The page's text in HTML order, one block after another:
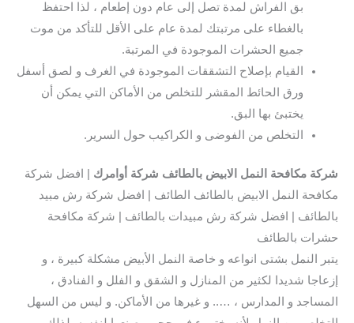
بق الفراش لمدة تصل إلى عام دون إطعام ، لذا احتفظ
بالغطاء على مرتبتك لمدة عام على الأقل للتأكد من موت
جميع الحشرات الموجودة في المرتبة.
القيام بإصلاح التشققات الموجودة في الغرف و لصق أسفل
ورق الحائط المقشر للتخلص من الأماكن التي يمكن أن
يختبئ بها البق.
التخلص من الفوضى و الكراكيب حول السرير.
شركة مكافحة النمل الابيض بالطائف شركة أوامرك | افضل شركة
مكافحة النمل الابيض بالطائف الطائف | افضل شركة رش مبيد
بالطائف | افضل شركة رش مبيدات بالطائف | شركة مكافحة
حشرات بالطائف
يتبر النمل بشتى انواعه و خاصة النمل الأبيض مشكلة كبيرة ، و
إزعاجا شديدا لكثير من المنازل و الشقق و الفلل و الفنادق ،
المساجد و المدارس ، ….. و غيرها من الأماكن. و ليس من السهل